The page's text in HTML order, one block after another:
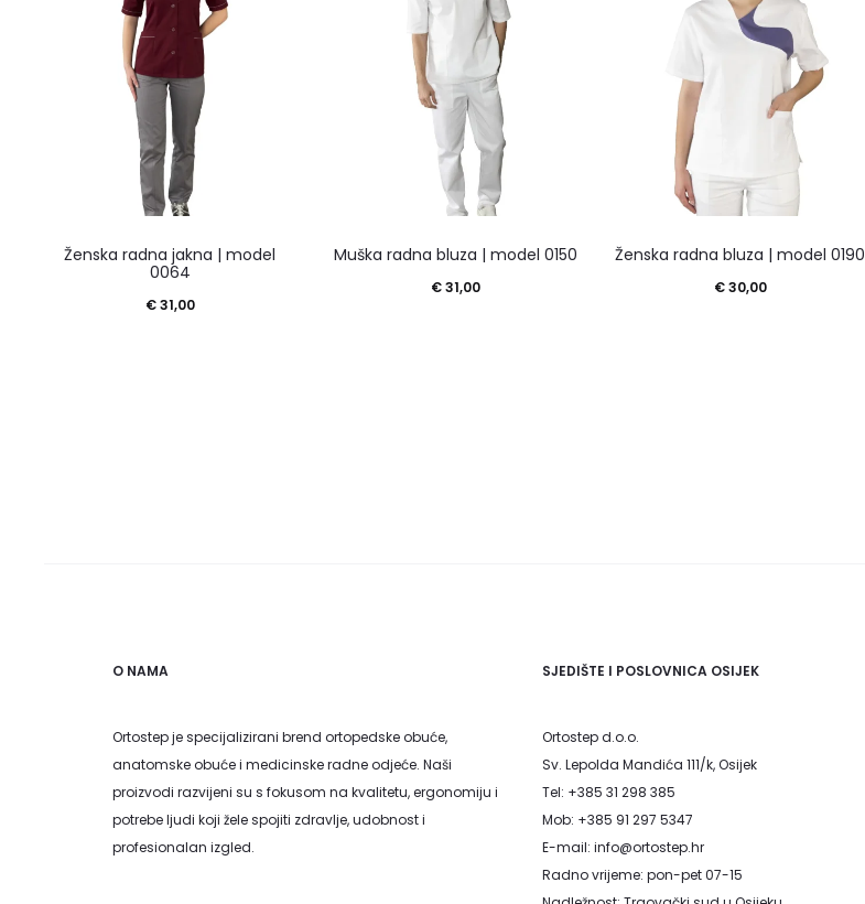
Ženska radna jakna | model
0064
€31,00
Muška radna bluza | model 0150
€31,00
Ženska radna bluza | model 0190
€30,00
O NAMA
Ortostep je specijalizirani brend ortopedske obuće,
anatomske obuće i medicinske radne odjeće. Naši
proizvodi razvijeni su s fokusom na kvalitetu, ergonomiju i
potrebe ljudi koji žele spojiti zdravlje, udobnost i
profesionalan izgled.
SJEDIŠTE I POSLOVNICA OSIJEK
Ortostep d.o.o.
Sv. Lepolda Mandića 111/k, Osijek
Tel: +385 31 298 385
Mob: +385 91 297 5347
E-mail: info@ortostep.hr
Radno vrijeme: pon-pet 07-15